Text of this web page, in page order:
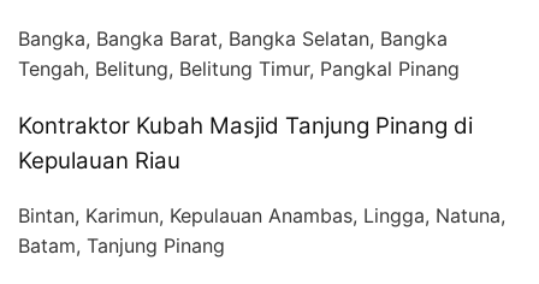
Bangka, Bangka Barat, Bangka Selatan, Bangka
Tengah, Belitung, Belitung Timur, Pangkal Pinang
Kontraktor Kubah Masjid Tanjung Pinang di
Kepulauan Riau
Bintan, Karimun, Kepulauan Anambas, Lingga, Natuna,
Batam, Tanjung Pinang